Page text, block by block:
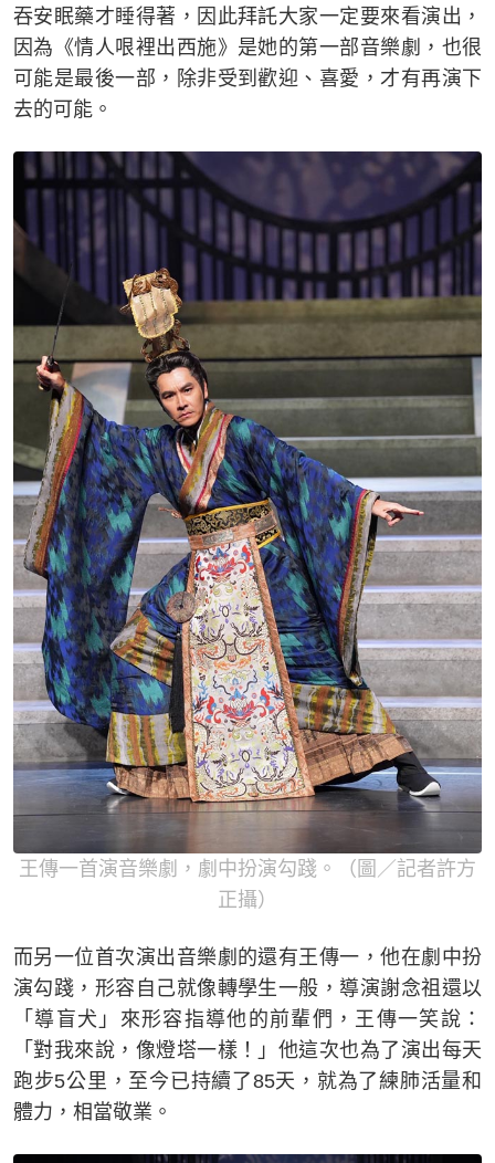
吞安眠藥才睡得著，因此拜託大家一定要來看演出，
因為《情人哏裡出西施》是她的第一部音樂劇，也很
可能是最後一部，除非受到歡迎、喜愛，才有再演下
去的可能。
王傳一首演音樂劇，劇中扮演勾踐。（圖／記者許方
正攝）
而另一位首次演出音樂劇的還有王傳一，他在劇中扮
演勾踐，形容自己就像轉學生一般，導演謝念祖還以
「導盲犬」來形容指導他的前輩們，王傳一笑說：
「對我來說，像燈塔一樣！」他這次也為了演出每天
跑步5公里，至今已持續了85天，就為了練肺活量和
體力，相當敬業。